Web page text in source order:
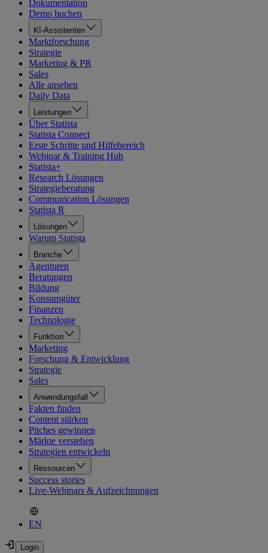
Dokumentation
Demo buchen
KI-Assistenten
Marktforschung
Strategie
Marketing & PR
Sales
Alle ansehen
Daily Data
Leistungen
Über Statista
Statista Connect
Erste Schritte und Hilfebereich
Webinar & Training Hub
Statista+
Research Lösungen
Strategieberatung
Communication Lösungen
Statista R
Lösungen
Warum Statista
Branche
Agenturen
Beratungen
Bildung
Konsumgüter
Finanzen
Technologie
Funktion
Marketing
Forschung & Entwicklung
Strategie
Sales
Anwendungsfall
Fakten finden
Content stärken
Pitches gewinnen
Märkte verstehen
Strategien entwickeln
Ressourcen
Success stories
Live-Webinars & Aufzeichnungen
EN